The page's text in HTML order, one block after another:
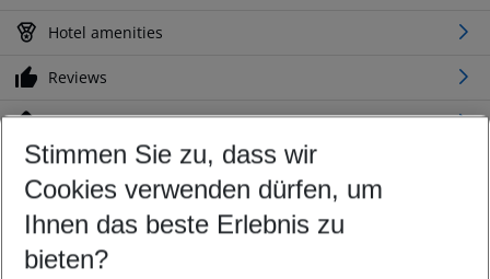
Hotel amenities
Reviews
Location
Customize your offer
Find the perfect deal which suits your best
Your departure airport
Any airport
Stimmen Sie zu, dass wir
Cookies verwenden dürfen, um
Ihnen das beste Erlebnis zu
bieten?